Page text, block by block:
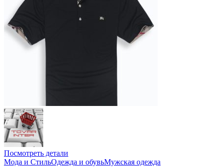
Посмотреть детали
Мода и СтильОдежда и обувьМужская одежда